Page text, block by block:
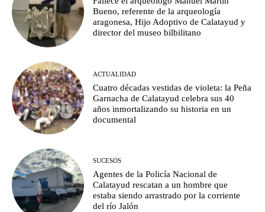
Bueno, referente de la arqueología
aragonesa, Hijo Adoptivo de Calatayud y
director del museo bilbilitano
ACTUALIDAD
Cuatro décadas vestidas de violeta: la Peña
Garnacha de Calatayud celebra sus 40
años inmortalizando su historia en un
documental
SUCESOS
Agentes de la Policía Nacional de
Calatayud rescatan a un hombre que
estaba siendo arrastrado por la corriente
del río Jalón